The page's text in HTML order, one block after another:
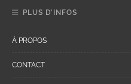
PLUS D’INFOS
À PROPOS
CONTACT